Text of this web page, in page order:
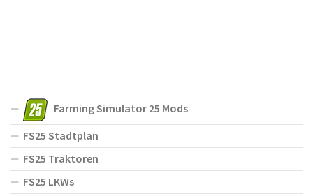
Farming Simulator 25 Mods
FS25 Stadtplan
FS25 Traktoren
FS25 LKWs